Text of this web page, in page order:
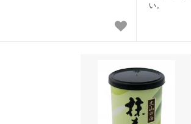
い。